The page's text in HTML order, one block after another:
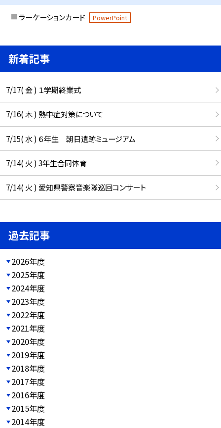
ラーケーションカード PowerPoint
新着記事
7/17( 金 ) １学期終業式
7/16( 木 ) 熱中症対策について
7/15( 水 ) ６年生 朝日遺跡ミュージアム
7/14( 火 ) 3年生合同体育
7/14( 火 ) 愛知県警察音楽隊巡回コンサート
過去記事
2026年度
2025年度
2024年度
2023年度
2022年度
2021年度
2020年度
2019年度
2018年度
2017年度
2016年度
2015年度
2014年度